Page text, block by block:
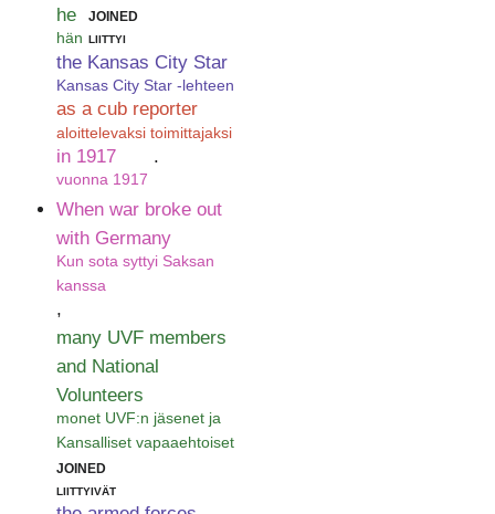
he
hän
joined
liittyi
the Kansas City Star
Kansas City Star -lehteen
as a cub reporter
aloittelevaksi toimittajaksi
in 1917
vuonna 1917
.
When war broke out
with Germany
Kun sota syttyi Saksan
kanssa
,
many UVF members
and National
Volunteers
monet UVF:n jäsenet ja
Kansalliset vapaaehtoiset
joined
liittyivät